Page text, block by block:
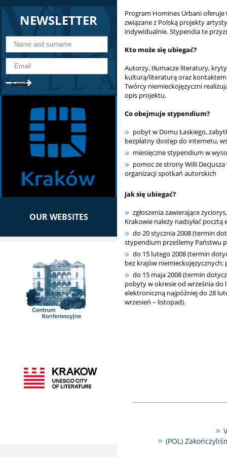
NEWSLETTER
OUR WEBSITES
Program Homines Urbani
związane z Polską projekty
indywidualnie. Stypendia te
Kto może się ubiegać?
Autorzy, tłumacze literatury,
kulturą/literaturą oraz
Twórcy niemieckojęzyczni
opis projektu.
Co obejmuje stypendium?
pobyt w Domu Łaskiego,
bezpłatny dostęp do internetu,
miesięczne stypendium w
pomoc ze strony Willi
organizacji spotkań autorskich
Jak się ubiegać?
zgłoszenia zawierające
Krakowie należy nadsyłać
do 20 stycznia 2008 (termin
stypendium prześlemy Państwu
do 15 lutego 2008 (termin
bez krajów
do 15 maja 2008 (termin
pobyty w okresie od września do
elektroniczną najpóźniej do 28
wrzesień – listopad).
(POL)